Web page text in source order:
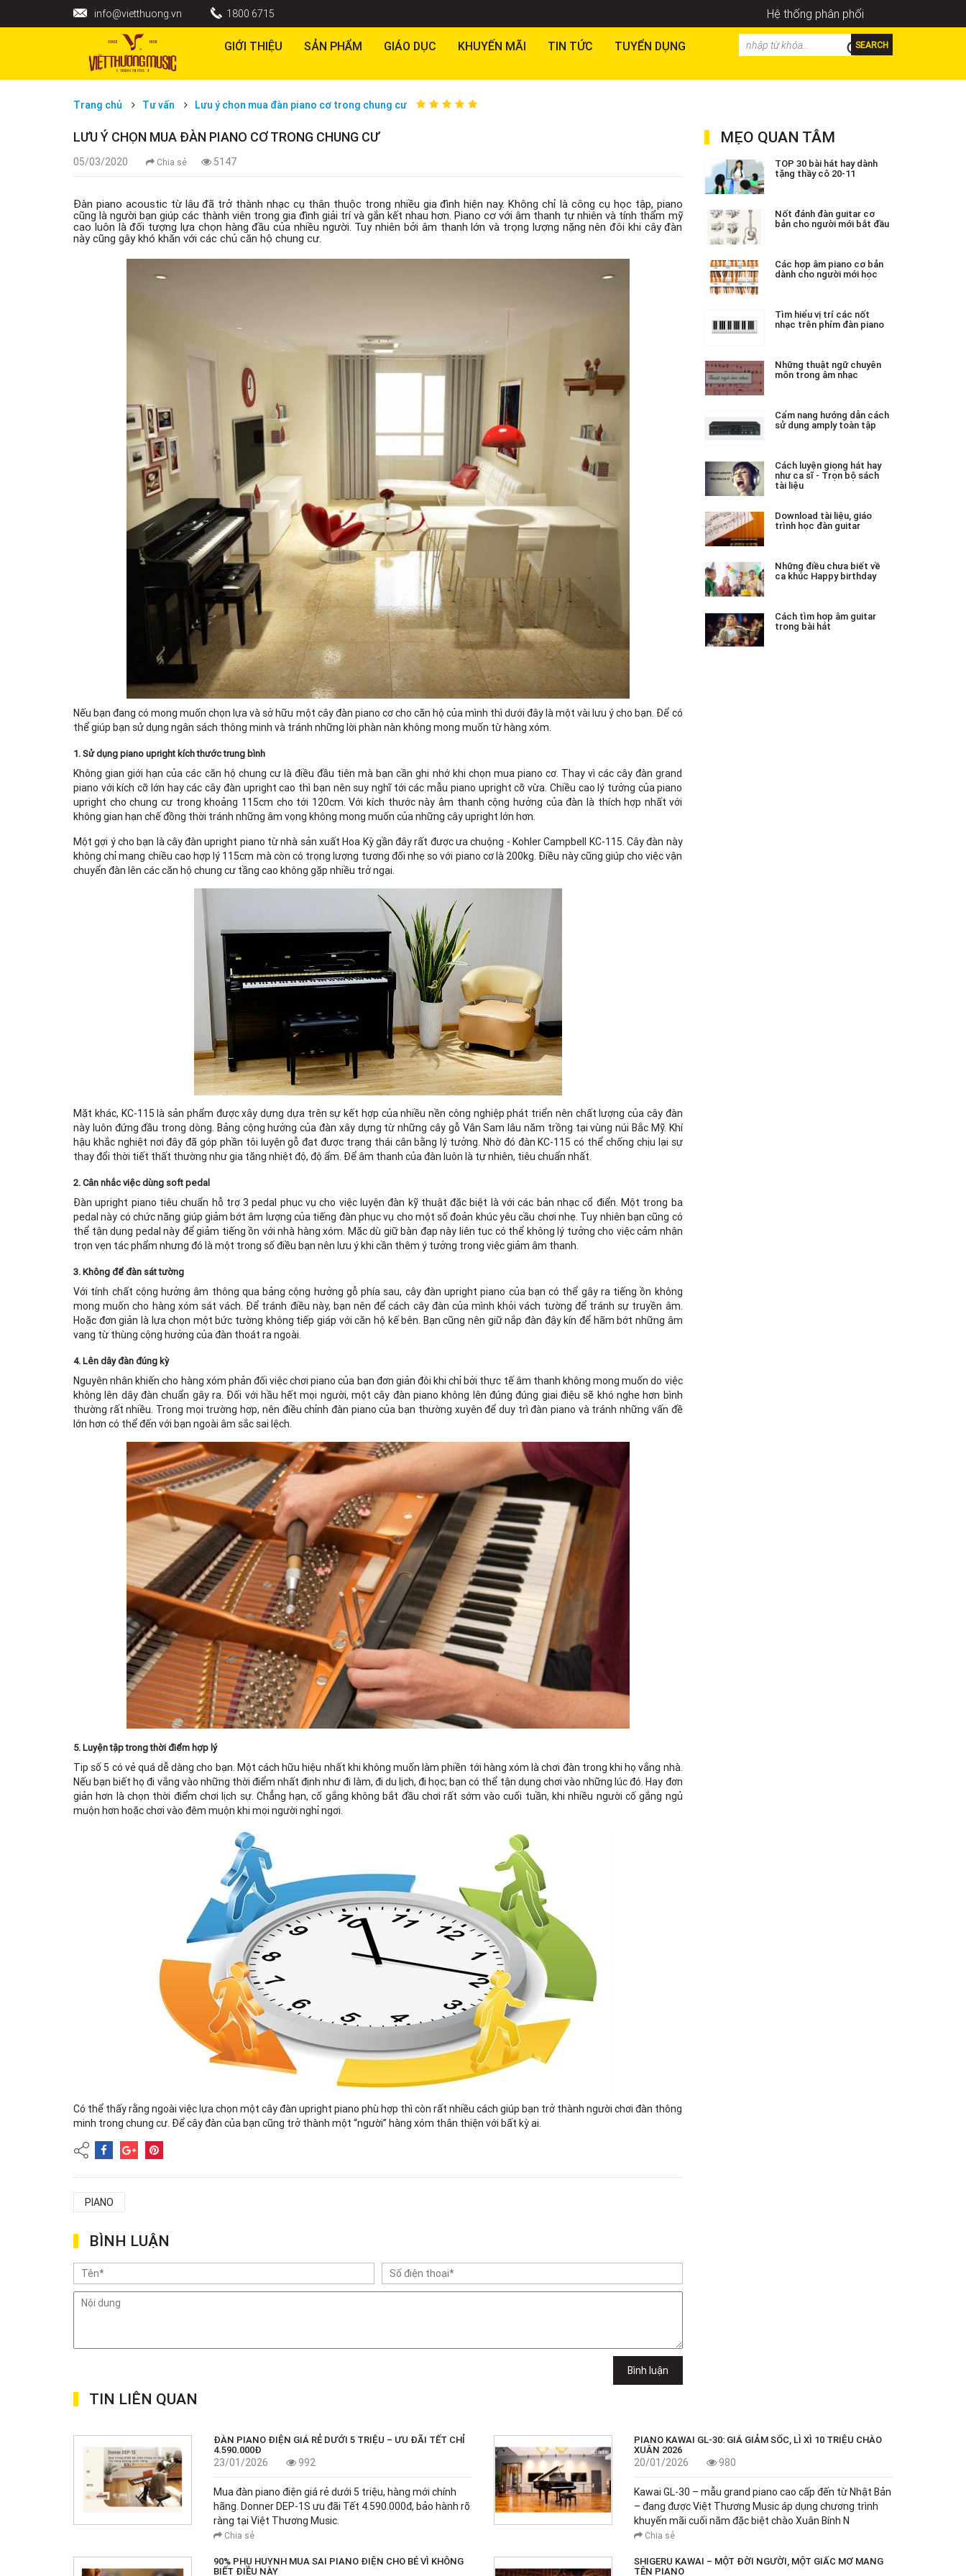
info@vietthuong.vn 1800 6715 Hệ thống phân phối
GIỚI THIỆU SẢN PHẨM GIÁO DỤC KHUYẾN MÃI TIN TỨC TUYỂN DỤNG SEARCH
Trang chủ Tư vấn Lưu ý chọn mua đàn piano cơ trong chung cư
LƯU Ý CHỌN MUA ĐÀN PIANO CƠ TRONG CHUNG CƯ
05/03/2020 Chia sẻ 5147
Đàn piano acoustic từ lâu đã trở thành nhạc cụ thân thuộc trong nhiều gia đình hiện nay. Không chỉ là công cụ học tập, piano
cũng là người bạn giúp các thành viên trong gia đình giải trí và gắn kết nhau hơn. Piano cơ với âm thanh tự nhiên và tính thẩm mỹ
cao luôn là đối tượng lựa chọn hàng đầu của nhiều người. Tuy nhiên bởi âm thanh lớn và trọng lượng nặng nên đôi khi cây đàn
này cũng gây khó khăn với các chủ căn hộ chung cư.
Nếu bạn đang có mong muốn chọn lựa và sở hữu một cây đàn piano cơ cho căn hộ của mình thì dưới đây là một vài lưu ý cho bạn. Để có
thể giúp bạn sử dụng ngân sách thông minh và tránh những lời phàn nàn không mong muốn từ hàng xóm.
1. Sử dụng piano upright kích thước trung bình
Không gian giới hạn của các căn hộ chung cư là điều đầu tiên mà bạn cần ghi nhớ khi chọn mua piano cơ. Thay vì các cây đàn grand
piano với kích cỡ lớn hay các cây đàn upright cao thì bạn nên suy nghĩ tới các mẫu piano upright cỡ vừa. Chiều cao lý tưởng của piano
upright cho chung cư trong khoảng 115cm cho tới 120cm. Với kích thước này âm thanh cộng hưởng của đàn là thích hợp nhất với
không gian hạn chế đồng thời tránh những âm vọng không mong muốn của những cây upright lớn hơn.
Một gợi ý cho bạn là cây đàn upright piano từ nhà sản xuất Hoa Kỳ gần đây rất được ưa chuộng - Kohler Campbell KC-115. Cây đàn này
không chỉ mang chiều cao hợp lý 115cm mà còn có trọng lượng tương đối nhẹ so với piano cơ là 200kg. Điều này cũng giúp cho việc vận
chuyển đàn lên các căn hộ chung cư tầng cao không gặp nhiều trở ngại.
Mặt khác, KC-115 là sản phẩm được xây dựng dựa trên sự kết hợp của nhiều nền công nghiệp phát triển nên chất lượng của cây đàn
này luôn đứng đầu trong dòng. Bảng cộng hưởng của đàn xây dựng từ những cây gỗ Vân Sam lâu năm trồng tại vùng núi Bắc Mỹ. Khí
hậu khắc nghiệt nơi đây đã góp phần tôi luyện gỗ đạt được trạng thái cân bằng lý tưởng. Nhờ đó đàn KC-115 có thể chống chịu lại sự
thay đổi thời tiết thất thường như gia tăng nhiệt độ, độ ẩm. Để âm thanh của đàn luôn là tự nhiên, tiêu chuẩn nhất.
2. Cân nhắc việc dùng soft pedal
Đàn upright piano tiêu chuẩn hỗ trợ 3 pedal phục vụ cho việc luyện đàn kỹ thuật đặc biệt là với các bản nhạc cổ điển. Một trong ba
pedal này có chức năng giúp giảm bớt âm lượng của tiếng đàn phục vụ cho một số đoản khúc yêu cầu chơi nhẹ. Tuy nhiên bạn cũng có
thể tận dụng pedal này để giảm tiếng ồn với nhà hàng xóm. Mặc dù giữ bàn đạp này liên tục có thể không lý tưởng cho việc cảm nhận
trọn vẹn tác phẩm nhưng đó là một trong số điều bạn nên lưu ý khi cần thêm ý tưởng trong việc giảm âm thanh.
3. Không để đàn sát tường
Với tính chất cộng hưởng âm thông qua bảng cộng hưởng gỗ phía sau, cây đàn upright piano của bạn có thể gây ra tiếng ồn không
mong muốn cho hàng xóm sát vách. Để tránh điều này, bạn nên để cách cây đàn của mình khỏi vách tường để tránh sự truyền âm.
Hoặc đơn giản là lựa chọn một bức tường không tiếp giáp với căn hộ kế bên. Bạn cũng nên giữ nắp đàn đậy kín để hãm bớt những âm
vang từ thùng cộng hưởng của đàn thoát ra ngoài.
4. Lên dây đàn đúng kỳ
Nguyên nhân khiến cho hàng xóm phản đối việc chơi piano của bạn đơn giản đôi khi chỉ bởi thực tế âm thanh không mong muốn do việc
không lên dây đàn chuẩn gây ra. Đối với hầu hết mọi người, một cây đàn piano không lên đúng đúng giai điệu sẽ khó nghe hơn bình
thường rất nhiều. Trong mọi trường hợp, nên điều chỉnh đàn piano của bạn thường xuyên để duy trì đàn piano và tránh những vấn đề
lớn hơn có thể đến với bạn ngoài âm sắc sai lệch.
5. Luyện tập trong thời điểm hợp lý
Tip số 5 có vẻ quá dễ dàng cho bạn. Một cách hữu hiệu nhất khi không muốn làm phiền tới hàng xóm là chơi đàn trong khi họ vắng nhà.
Nếu bạn biết họ đi vắng vào những thời điểm nhất định như đi làm, đi du lịch, đi học; bạn có thể tận dụng chơi vào những lúc đó. Hay đơn
giản hơn là chọn thời điểm chơi lịch sự. Chẳng hạn, cố gắng không bắt đầu chơi rất sớm vào cuối tuần, khi nhiều người cố gắng ngủ
muộn hơn hoặc chơi vào đêm muộn khi mọi người nghỉ ngơi.
Có thể thấy rằng ngoài việc lựa chọn một cây đàn upright piano phù hợp thì còn rất nhiều cách giúp bạn trở thành người chơi đàn thông
minh trong chung cư. Để cây đàn của bạn cũng trở thành một “người” hàng xóm thân thiện với bất kỳ ai.
PIANO
BÌNH LUẬN
Bình luận
MẸO QUAN TÂM
TOP 30 bài hát hay dành
tặng thầy cô 20-11
Nốt đánh đàn guitar cơ
bản cho người mới bắt đầu
Các hợp âm piano cơ bản
dành cho người mới học
Tìm hiểu vị trí các nốt
nhạc trên phím đàn piano
Những thuật ngữ chuyên
môn trong âm nhạc
Cẩm nang hướng dẫn cách
sử dụng amply toàn tập
Cách luyện giọng hát hay
như ca sĩ - Trọn bộ sách
tài liệu
Download tài liệu, giáo
trình học đàn guitar
Những điều chưa biết về
ca khúc Happy birthday
Cách tìm hợp âm guitar
trong bài hát
TIN LIÊN QUAN
ĐÀN PIANO ĐIỆN GIÁ RẺ DƯỚI 5 TRIỆU – ƯU ĐÃI TẾT CHỈ
4.590.000Đ
23/01/2026 992
Mua đàn piano điện giá rẻ dưới 5 triệu, hàng mới chính
hãng. Donner DEP-1S ưu đãi Tết 4.590.000đ, bảo hành rõ
ràng tại Việt Thương Music.
Chia sẻ
PIANO KAWAI GL-30: GIÁ GIẢM SỐC, LÌ XÌ 10 TRIỆU CHÀO
XUÂN 2026
20/01/2026 980
Kawai GL-30 – mẫu grand piano cao cấp đến từ Nhật Bản
– đang được Việt Thương Music áp dụng chương trình
khuyến mãi cuối năm đặc biệt chào Xuân Bính N
Chia sẻ
90% PHỤ HUYNH MUA SAI PIANO ĐIỆN CHO BÉ VÌ KHÔNG
BIẾT ĐIỀU NÀY
SHIGERU KAWAI – MỘT ĐỜI NGƯỜI, MỘT GIẤC MƠ MANG
TÊN PIANO